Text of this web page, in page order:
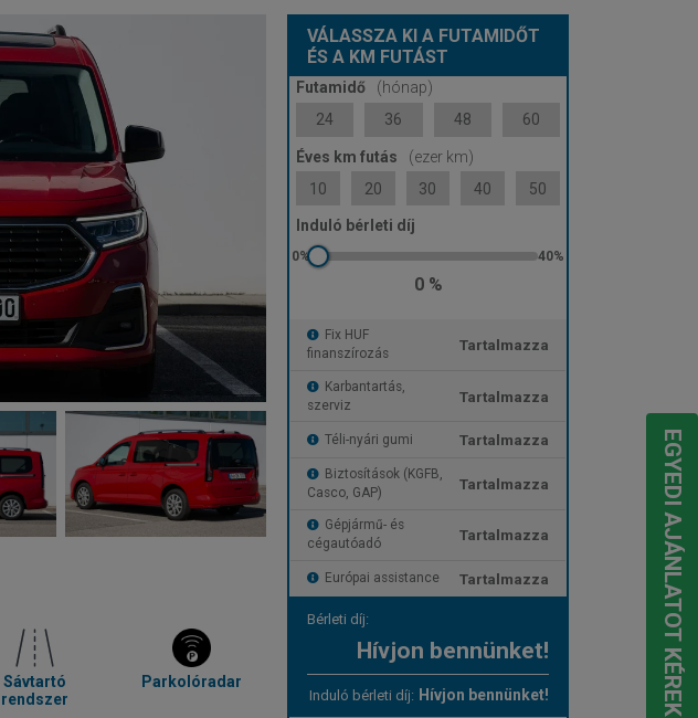
Sávtartó
rendszer
Parkolóradar
VÁLASSZA KI A FUTAMIDŐT
ÉS A KM FUTÁST
Futamidő
(hónap)
24
36 48 60
Éves km futás
(ezer km)
10
20 30 40 50
Induló bérleti díj
0 %
Fix HUF
finanszírozás
Tartalmazza
Karbantartás,
szerviz
Tartalmazza
Téli-nyári gumi Tartalmazza
Biztosítások (KGFB,
Casco, GAP)
Tartalmazza
Gépjármű- és
cégautóadó
Tartalmazza
Európai assistance Tartalmazza
Bérleti díj:
Hívjon bennünket!
Induló bérleti díj: Hívjon bennünket! EGYEDI AJÁNLATOT KÉREK